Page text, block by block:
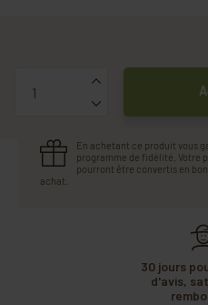
En achetant ce produit vous
programme de fidélité. Votre
pourront être convertis en
achat.
30 jours
d'avis,